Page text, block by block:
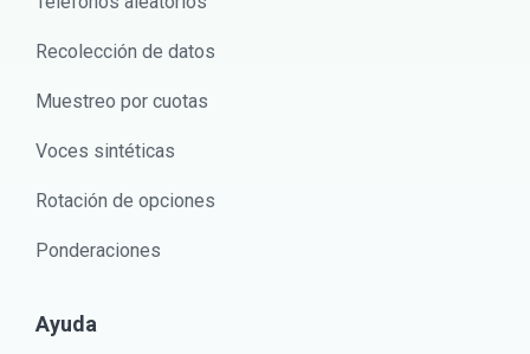
Recolección de datos
Muestreo por cuotas
Voces sintéticas
Rotación de opciones
Ponderaciones
Ayuda